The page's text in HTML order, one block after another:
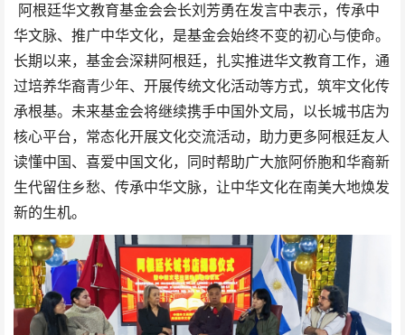
阿根廷华文教育基金会会长刘芳勇在发言中表示，传承中
华文脉、推广中华文化，是基金会始终不变的初心与使命。
长期以来，基金会深耕阿根廷，扎实推进华文教育工作，通
过培养华裔青少年、开展传统文化活动等方式，筑牢文化传
承根基。未来基金会将继续携手中国外文局，以长城书店为
核心平台，常态化开展文化交流活动，助力更多阿根廷友人
读懂中国、喜爱中国文化，同时帮助广大旅阿侨胞和华裔新
生代留住乡愁、传承中华文脉，让中华文化在南美大地焕发
新的生机。